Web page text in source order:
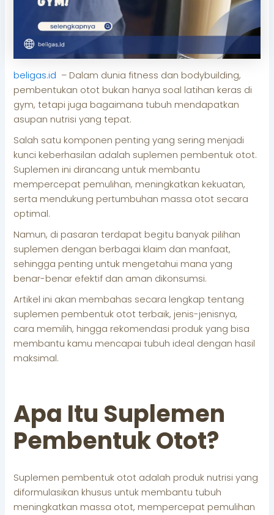
beligas.id – Dalam dunia fitness dan bodybuilding,
pembentukan otot bukan hanya soal latihan keras di
gym, tetapi juga bagaimana tubuh mendapatkan
asupan nutrisi yang tepat.
Salah satu komponen penting yang sering menjadi
kunci keberhasilan adalah suplemen pembentuk otot.
Suplemen ini dirancang untuk membantu
mempercepat pemulihan, meningkatkan kekuatan,
serta mendukung pertumbuhan massa otot secara
optimal.
Namun, di pasaran terdapat begitu banyak pilihan
suplemen dengan berbagai klaim dan manfaat,
sehingga penting untuk mengetahui mana yang
benar-benar efektif dan aman dikonsumsi.
Artikel ini akan membahas secara lengkap tentang
suplemen pembentuk otot terbaik, jenis-jenisnya,
cara memilih, hingga rekomendasi produk yang bisa
membantu kamu mencapai tubuh ideal dengan hasil
maksimal.
Apa Itu Suplemen
Pembentuk Otot?
Suplemen pembentuk otot adalah produk nutrisi yang
diformulasikan khusus untuk membantu tubuh
meningkatkan massa otot, mempercepat pemulihan